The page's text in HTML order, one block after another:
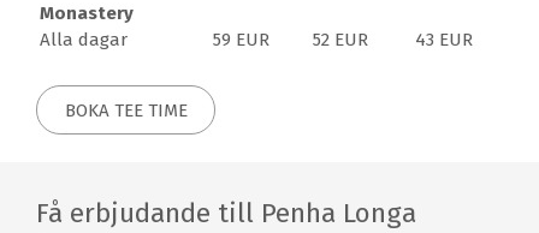
håls golfbanan: Monastery, som var och en erbjuder en
helt unik upplevelse genom det vackra kuperade
18-hålsbanan Atlantic Championship öppnade 1992 och
var endast 2 år där efter värd för Portuguese Open.
skiljer sig från nästa och Jones har använt konturerna i
Monastery
Alla dagar
59 EUR 52 EUR 43 EUR
BOKA TEE TIME
Få erbjudande till Penha Longa